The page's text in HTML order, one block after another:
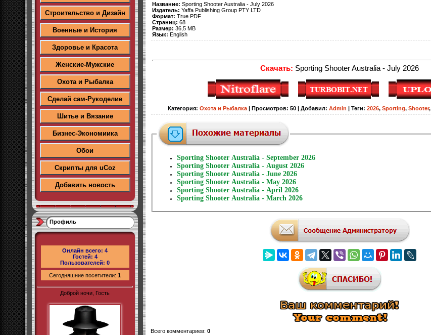
Строительство и Дизайн
Военные и История
Здоровье и Красота
Женские-Мужские
Охота и Рыбалка
Сделай сам-Рукоделие
Шитье и Вязание
Бизнес-Экономиика
Обои
Скрипты для uCoz
Добавить новость
Профиль
Онлайн всего: 4
Гостей: 4
Пользователей: 0
Сегодняшние посетители: 1
Доброй ночи, Гость
Название: Sporting Shooter Australia - July 2026
Издатель: Yaffa Publishing Group PTY LTD
Формат: True PDF
Страниц: 68
Размер: 36,5 MB
Язык: English
Скачать: Sporting Shooter Australia - July 2026
Категория: Охота и Рыбалка Просмотров: 50 Добавил: Admin Теги: 2026, Sporting, Shooter,
Sporting Shooter Australia - September 2026
Sporting Shooter Australia - August 2026
Sporting Shooter Australia - June 2026
Sporting Shooter Australia - May 2026
Sporting Shooter Australia - April 2026
Sporting Shooter Australia - March 2026
Всего комментариев: 0